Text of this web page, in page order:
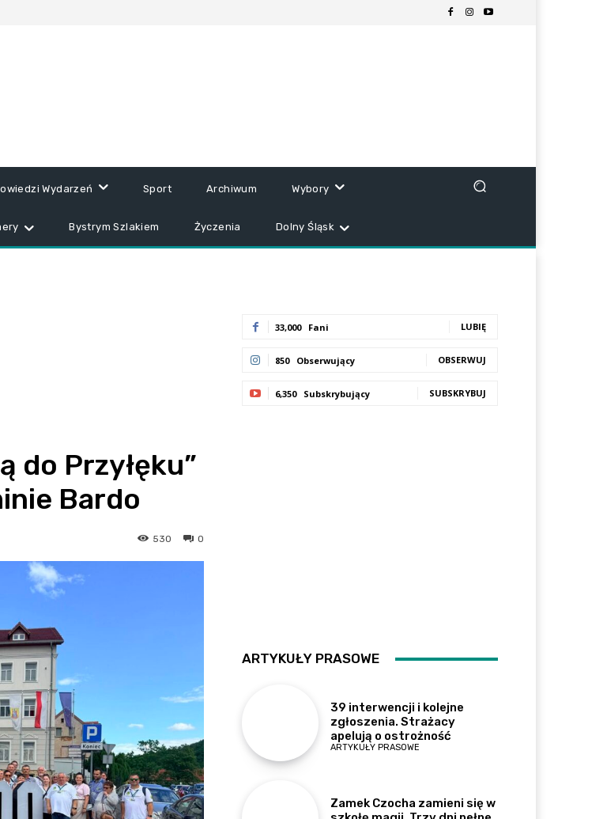
Wydarzeń Sport Archiwum Wybory
Bystrym Szlakiem Życzenia Dolny Śląsk
do Przyłęku”
Bardo
0
530
33,000 Fani LUBIĘ
850 Obserwujący OBSERWUJ
6,350 Subskrybujący SUBSKRYBUJ
ARTYKUŁY PRASOWE
39 interwencji i kolejne
zgłoszenia. Strażacy
apelują o ostrożność
ARTYKUŁY PRASOWE
Zamek Czocha zamieni się w